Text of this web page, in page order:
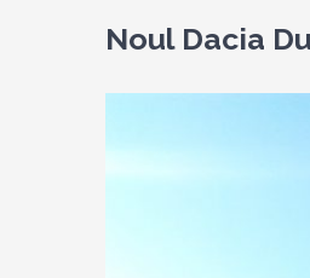
Noul Dacia